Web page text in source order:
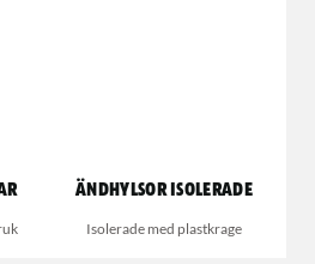
Ändhylsor isolerade
Isolerade med plastkrage